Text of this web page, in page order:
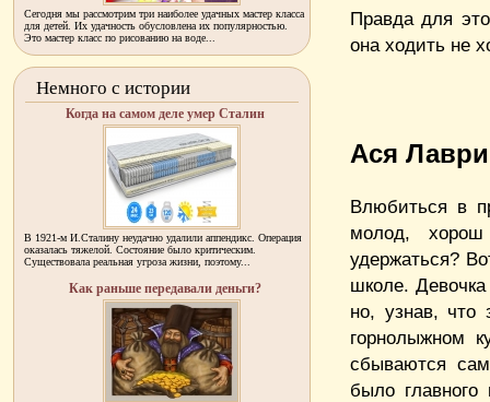
Правда для
она ходить не
Ася
Влюбиться в
молод,
удержаться?
школе.
но, узнав, что
горнолыжном
сбываются
было
Сегодня мы рассмотрим три наиболее удачных мастер класса
для детей. Их удачность обусловлена их популярностью.
Это мастер класс по рисованию на воде...
Немного с истории
Когда на самом деле умер Сталин
В 1921-м И.Сталину неудачно удалили аппендикс. Операция
оказалась тяжелой. Состояние было критическим.
Существовала реальная угроза жизни, поэтому...
Как раньше передавали деньги?